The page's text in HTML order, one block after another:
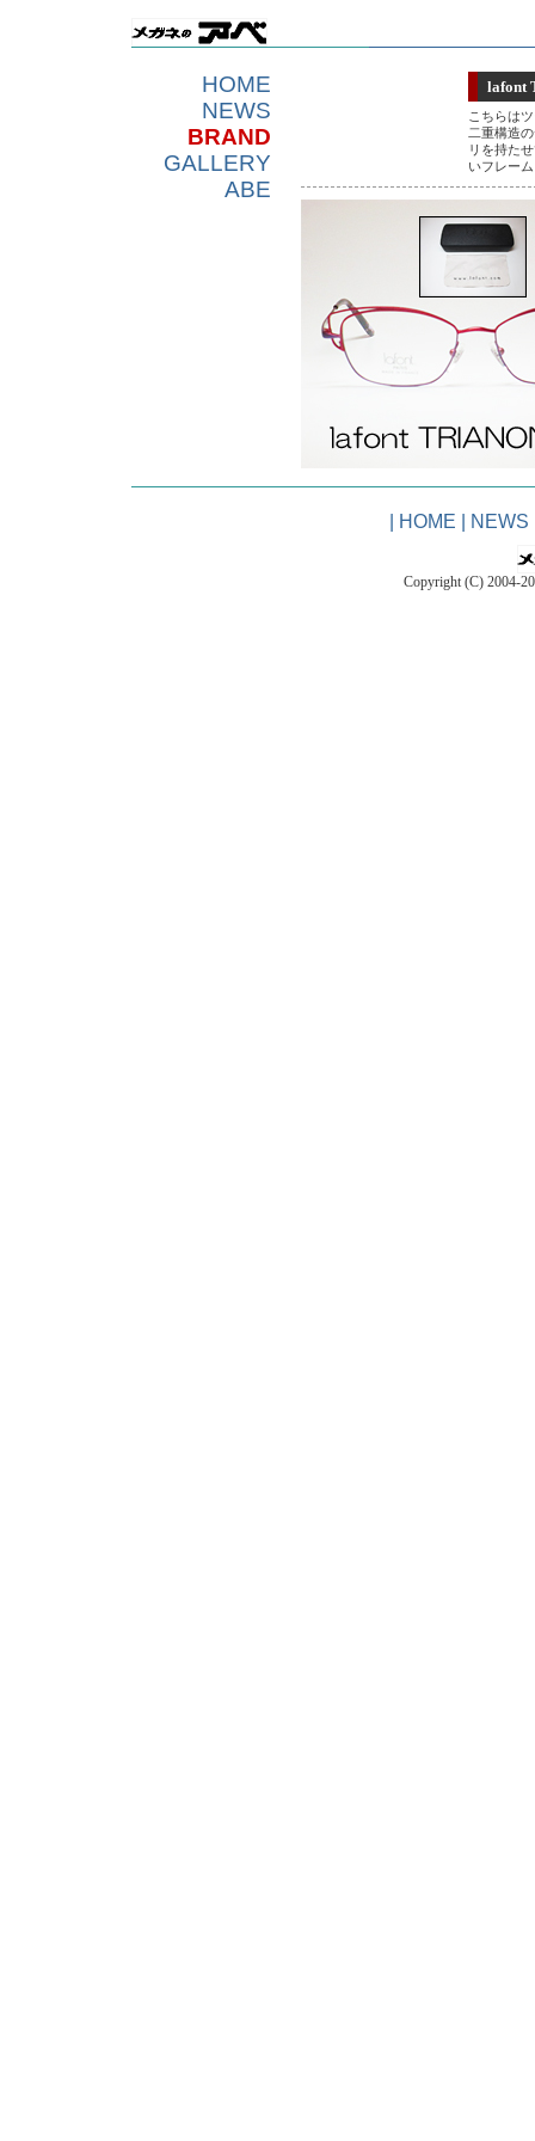
HOME
NEWS
BRAND
GALLERY
ABE
lafont
こちらは
二重構造
リを持た
いフレー
HOME NEWS
Copyright (C) 2004-